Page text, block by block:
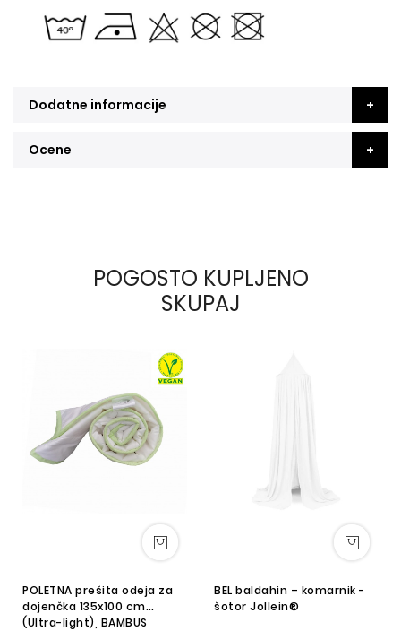
Dodatne informacije
Ocene
POGOSTO KUPLJENO
SKUPAJ
POLETNA prešita odeja za
dojenčka 135x100 cm
(Ultra-light), BAMBUS
BEL baldahin – komarnik -
šotor Jollein®